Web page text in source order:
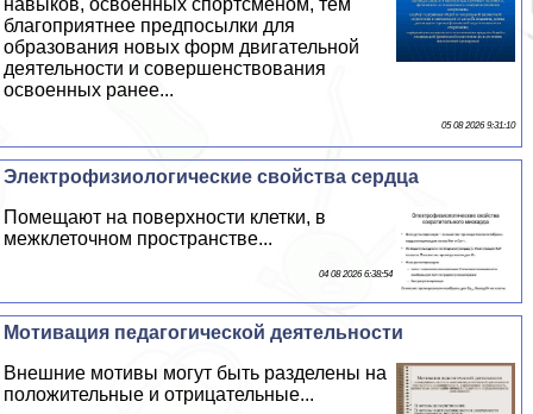
благоприятнее предпосылки для
образования новых форм двигательной
деятельности и совершенствования
освоенных ранее...
05 08 2026 9:31:10
Электрофизиологические свойства сердца
Помещают на поверхности клетки, в
межклеточном прострaнcтве...
04 08 2026 6:38:54
Мотивация педагогической деятельности
Внешние мотивы могут быть разделены на
положительные и отрицательные...